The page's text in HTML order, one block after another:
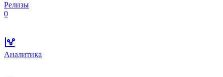
Релизы
0
Аналитика